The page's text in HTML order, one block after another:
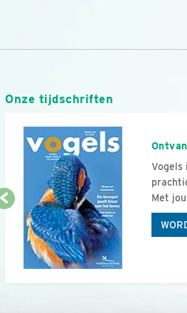
Onze tijdschriften
Vogels
Met